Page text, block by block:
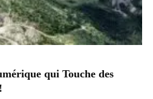
qui Touche des